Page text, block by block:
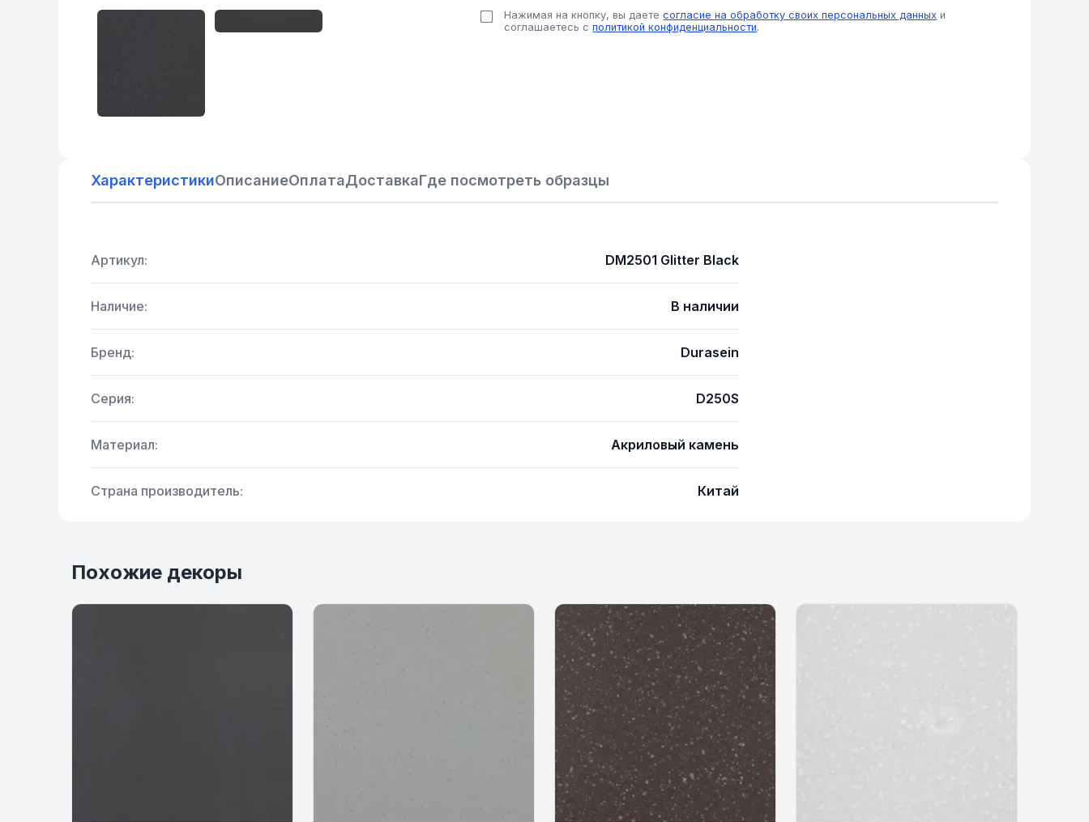
Нажимая на кнопку, вы даетесогласие на обработку своих персональных данных и
соглашаетесь сполитикой конфиденциальности.
ХарактеристикиОписаниеОплатаДоставкаГде посмотреть образцы
Артикул: DM2501 Glitter Black
Наличие: В наличии
Бренд: Durasein
Серия: D250S
Материал: Акриловый камень
Страна производитель: Китай
Похожие декоры